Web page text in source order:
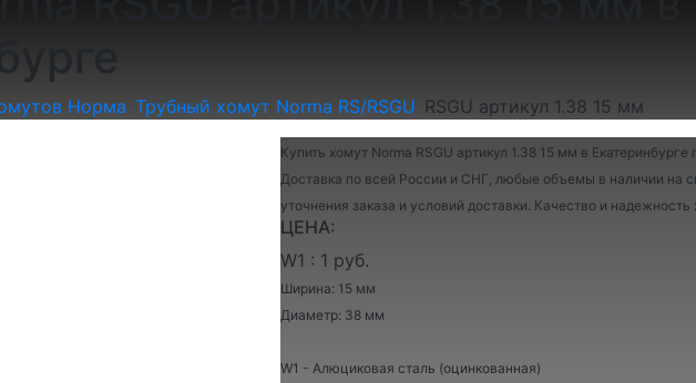
Норма Трубный хомут Norma RS/RSGU RSGU артикул 1.38 15 мм
Купить хомут Norma RSGU артикул 1.38 15 мм в
Доставка по всей России и СНГ, любые объемы в наличии на
уточнения заказа и условий доставки. Качество и
ЦЕНА:
W1 : 1 руб.
Ширина: 15 мм
Диаметр: 38 мм
W1 - Алюциковая сталь (оцинкованная)